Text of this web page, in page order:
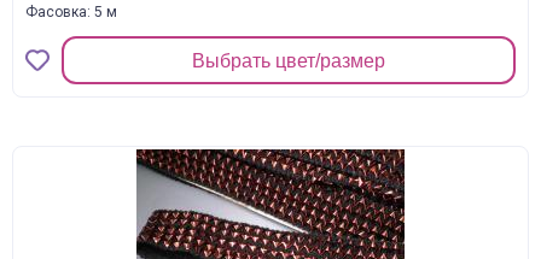
Фасовка: 5 м
Выбрать цвет/размер